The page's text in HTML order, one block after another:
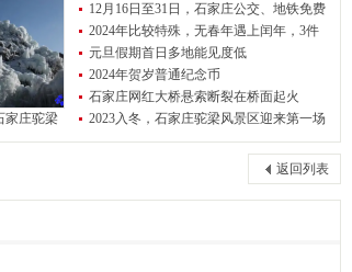
家庄驼梁
12月16日至31日，石家庄公交、地铁免费
2024年比较特殊，无春年遇上闰年，3件
元旦假期首日多地能见度低
2024年贺岁普通纪念币
石家庄网红大桥悬索断裂在桥面起火
2023入冬，石家庄驼梁风景区迎来第一场
返回列表